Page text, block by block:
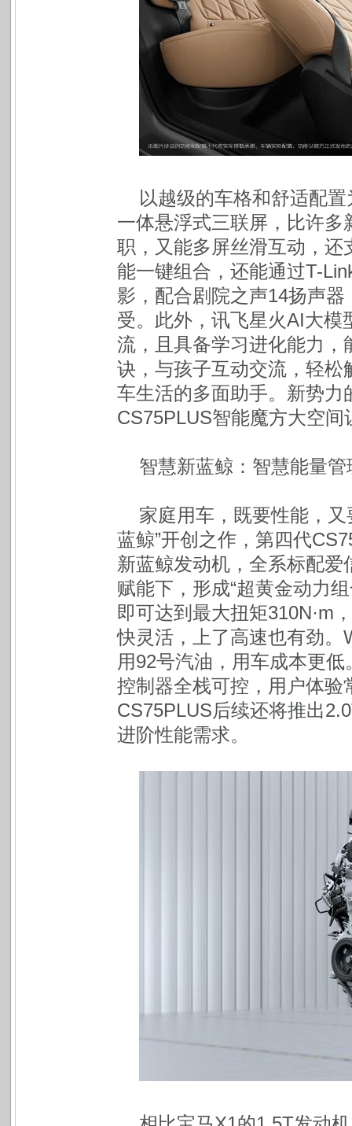
以越级的车格和舒适配
一体悬浮式三联屏，比许
职，又能多屏丝滑互动，
能一键组合，还能通过T-
影，配合剧院之声14扬声
受。此外，讯飞星火AI大模
流，且具备学习进化能力
诀，与孩子互动交流，轻松
车生活的多面助手。新势
CS75PLUS智能魔方大空
智慧新蓝鲸：智慧能量
家庭用车，既要性能，
蓝鲸”开创之作，第四代
新蓝鲸发动机，全系标配
赋能下，形成“超黄金动力
即可达到最大扭矩310N·m
快灵活，上了高速也有劲。
用92号汽油，用车成本更
控制器全栈可控，用户体
CS75PLUS后续还将推出
进阶性能需求。